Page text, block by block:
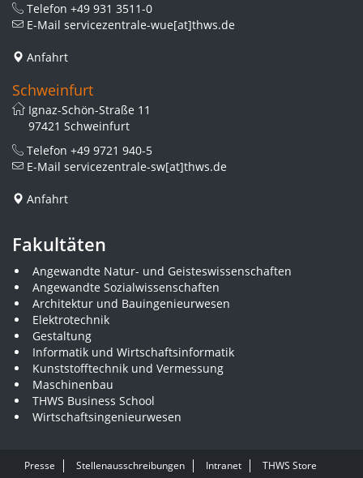
Telefon +49 931 3511-0
E-Mail servicezentrale-wue[at]thws.de
Anfahrt
Schweinfurt
Ignaz-Schön-Straße 11
97421 Schweinfurt
Telefon +49 9721 940-5
E-Mail servicezentrale-sw[at]thws.de
Anfahrt
Fakultäten
Angewandte Natur- und Geisteswissenschaften
Angewandte Sozialwissenschaften
Architektur und Bauingenieurwesen
Elektrotechnik
Gestaltung
Informatik und Wirtschaftsinformatik
Kunststofftechnik und Vermessung
Maschinenbau
THWS Business School
Wirtschaftsingenieurwesen
Presse Stellenausschreibungen Intranet THWS Store